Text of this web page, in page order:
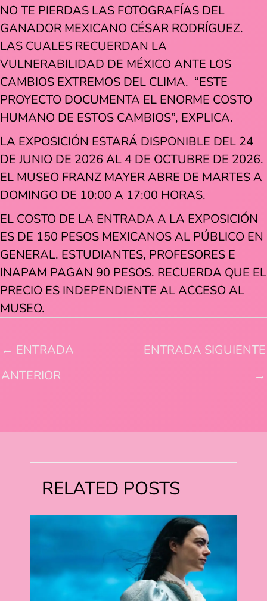
NO TE PIERDAS LAS FOTOGRAFÍAS DEL
GANADOR MEXICANO CÉSAR RODRÍGUEZ.
LAS CUALES RECUERDAN LA
VULNERABILIDAD DE MÉXICO ANTE LOS
CAMBIOS EXTREMOS DEL CLIMA. “ESTE
PROYECTO DOCUMENTA EL ENORME COSTO
HUMANO DE ESTOS CAMBIOS”, EXPLICA.
LA EXPOSICIÓN ESTARÁ DISPONIBLE DEL 24
DE JUNIO DE 2026 AL 4 DE OCTUBRE DE 2026.
EL MUSEO FRANZ MAYER ABRE DE MARTES A
DOMINGO DE 10:00 A 17:00 HORAS.
EL COSTO DE LA ENTRADA A LA EXPOSICIÓN
ES DE 150 PESOS MEXICANOS AL PÚBLICO EN
GENERAL. ESTUDIANTES, PROFESORES E
INAPAM PAGAN 90 PESOS. RECUERDA QUE EL
PRECIO ES INDEPENDIENTE AL ACCESO AL
MUSEO.
← ENTRADA
ANTERIOR
ENTRADA SIGUIENTE
→
RELATED POSTS